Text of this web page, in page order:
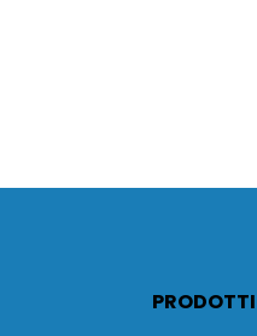
PRODOTTI